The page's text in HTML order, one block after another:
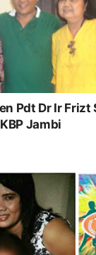
Pdt Dr Ir Frizt
Jambi